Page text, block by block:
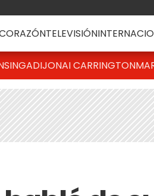
TELEVISIÓN
DIJONAI CARRINGTON